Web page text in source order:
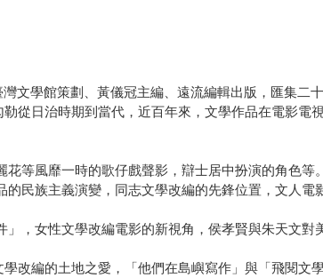
文學館策劃、黃儀冠主編、遠流編輯出版，匯集二
從日治時期到當代，近百年來，文學作品在電影電
等風靡一時的歌仔戲聲影，辯士居中扮演的角色等。
民族主義演變，同志文學改編的先鋒位置，文人電
，女性文學改編電影的新視角，侯孝賢與朱天文對
改編的土地之愛，「他們在島嶼寫作」與「飛閱文